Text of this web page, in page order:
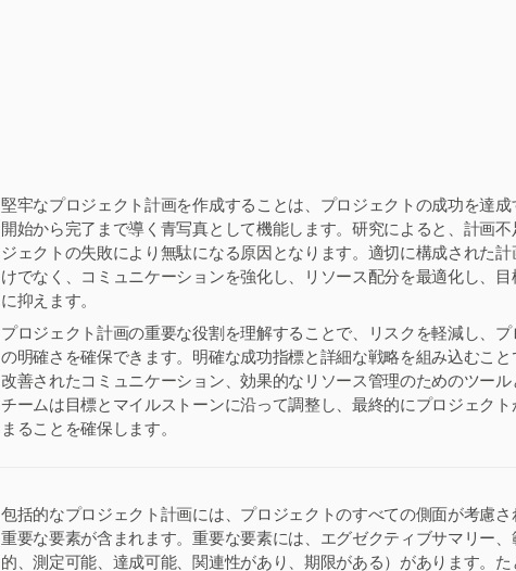
堅牢なプロジェクト計画を作成することは、プロジェクトの成功を達
開始から完了まで導く青写真として機能します。研究によると、計画
ジェクトの失敗により無駄になる原因となります。適切に構成された
けでなく、コミュニケーションを強化し、リソース配分を最適化し、
に抑えます。
プロジェクト計画の重要な役割を理解することで、リスクを軽減し、
の明確さを確保できます。明確な成功指標と詳細な戦略を組み込むこと
改善されたコミュニケーション、効果的なリソース管理のためのツール
チームは目標とマイルストーンに沿って調整し、最終的にプロジェク
まることを確保します。
包括的なプロジェクト計画には、プロジェクトのすべての側面が考慮
重要な要素が含まれます。重要な要素には、エグゼクティブサマリー
的、測定可能、達成可能、関連性があり、期限がある）があります。